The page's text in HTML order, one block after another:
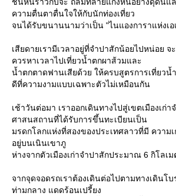
ชั้นหินราวกับจะ ถล่มทลายแก่งหินอย่างดุดันแล
ความตื่นตาตื่นใจให้กับนักท่องเที่ยว
จนได้รับขนานนามว่าเป็น "ไนแองการาแห่งเอ
เสียดายเรามีเวลาอยู่ที่จำปาสักน้อยไปหน่อย จ
ควรหาเวลาไปเที่ยวน้ำตกผาส้วมและ
น้ำตกตาดฟานเสียด้วย ให้ครบสูตรการเที่ยวน้
ดีที่ความงามแบบเฉพาะตัวไม่เหมือนกัน
เช้าวันต่อมา เราออกเดินทางไปสู่เขตเมืองเก่
ศาสนสถานที่ได้รับการขึ้นทะเบียนเป็น
มรดกโลกแห่งที่สองของประเทศลาวที่มี ความ
อยู่บนเนินเขาภู
ห่างจากตัวเมืองเก่าจำปาสักประมาณ 6 กิโลเม
จากจุดจอดรถเราต้องเดินต่อไปตามทางเดินโ
ท่ามกลาง แดดร้อนเปรี้ยง